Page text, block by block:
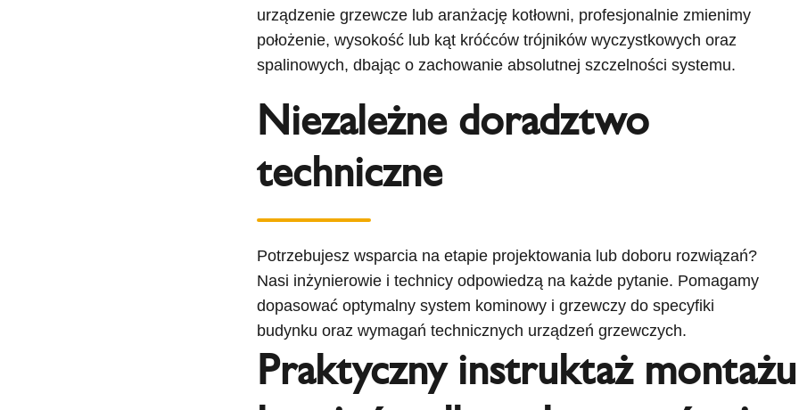
urządzenie grzewcze lub aranżację kotłowni, profesjonalnie zmienimy
położenie, wysokość lub kąt króćców trójników wyczystkowych oraz
spalinowych, dbając o zachowanie absolutnej szczelności systemu.
Niezależne doradztwo
techniczne
Potrzebujesz wsparcia na etapie projektowania lub doboru rozwiązań?
Nasi inżynierowie i technicy odpowiedzą na każde pytanie. Pomagamy
dopasować optymalny system kominowy i grzewczy do specyfiki
budynku oraz wymagań technicznych urządzeń grzewczych.
Praktyczny instruktaż montażu